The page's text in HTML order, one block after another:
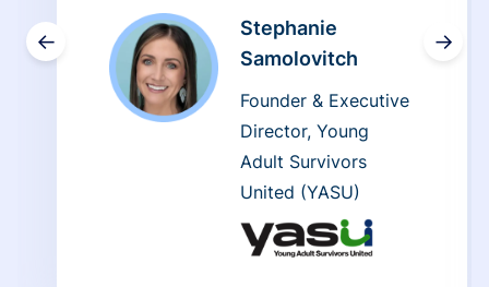
←
Stephanie
Samolovitch
Founder & Executive
Director, Young
Adult Survivors
United (YASU)
→